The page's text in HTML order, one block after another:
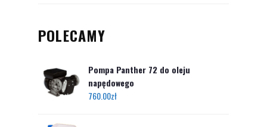
POLECAMY
Pompa Panther 72 do oleju
napędowego
760.00zł